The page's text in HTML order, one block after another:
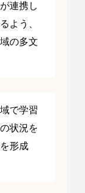
連携し
よう、
の多文
で学習
状況を
形成